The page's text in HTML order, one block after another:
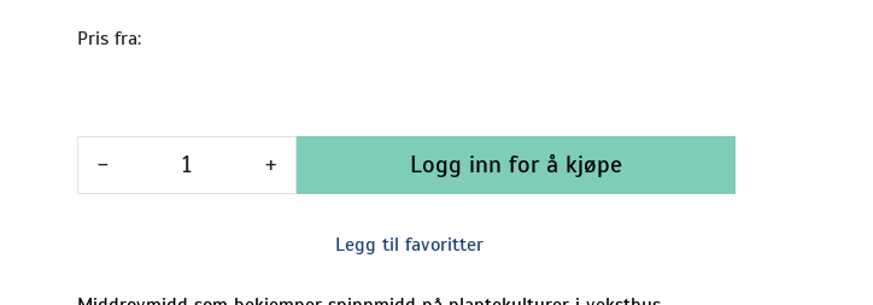
Pris fra:
- + Logg inn for å kjøpe
Legg til favoritter